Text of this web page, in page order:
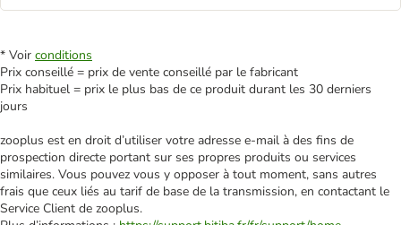
* Voir conditions
Prix conseillé = prix de vente conseillé par le fabricant
Prix habituel = prix le plus bas de ce produit durant les 30 derniers
jours
zooplus est en droit d’utiliser votre adresse e‑mail à des fins de
prospection directe portant sur ses propres produits ou services
similaires. Vous pouvez vous y opposer à tout moment, sans autres
frais que ceux liés au tarif de base de la transmission, en contactant le
Service Client de zooplus.